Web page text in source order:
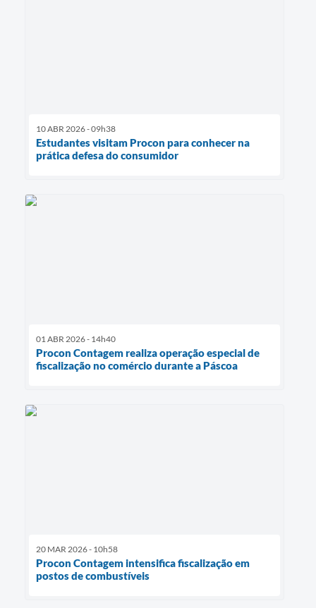
10 ABR 2026 - 09h38
Estudantes visitam Procon para conhecer na
prática defesa do consumidor
01 ABR 2026 - 14h40
Procon Contagem realiza operação especial de
fiscalização no comércio durante a Páscoa
20 MAR 2026 - 10h58
Procon Contagem intensifica fiscalização em
postos de combustíveis